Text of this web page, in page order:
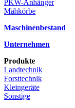
PKW-Anhänger
Mähkörbe
Maschinenbestand
Unternehmen
Produkte
Landtechnik
Forsttechnik
Kleingeräte
Sonstige